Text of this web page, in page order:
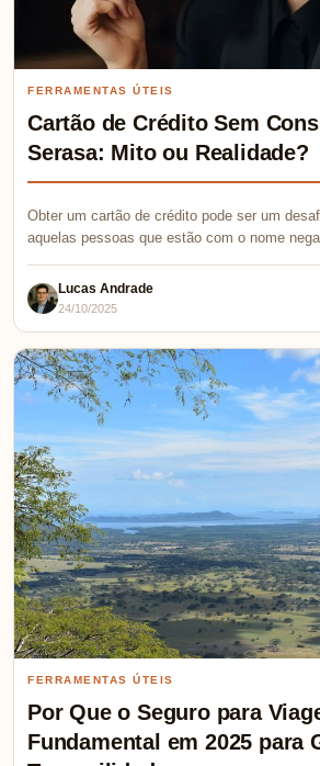
FERRAMENTAS ÚTEIS
Cartão de Crédito Sem
Serasa: Mito ou Realidade?
Obter um cartão de crédito pode ser um
aquelas pessoas que estão com o nome
Lucas Andrade
24/10/2025
FERRAMENTAS ÚTEIS
Por Que o Seguro para
Fundamental em 2025 para